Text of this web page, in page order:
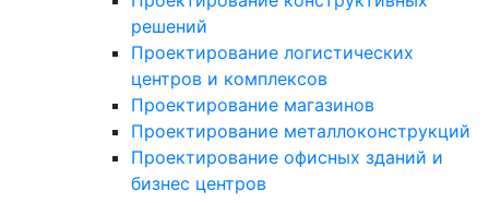
решений
Проектирование логистических
центров и комплексов
Проектирование магазинов
Проектирование металлоконструкций
Проектирование офисных зданий и
бизнес центров